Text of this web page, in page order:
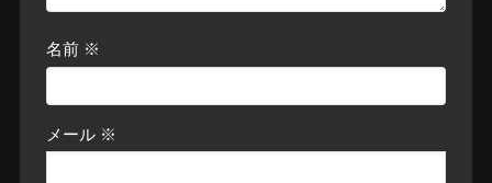
名前 ※
メール ※